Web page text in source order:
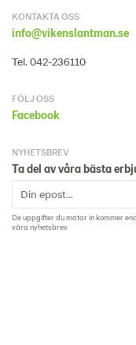
KONTAKTA OSS
info@vikenslantman.se
Tel. 042-236110
FÖLJ OSS
Facebook
NYHETSBREV
Ta del av våra bästa
De uppgifter du matar in kommer
våra nyhetsbrev.